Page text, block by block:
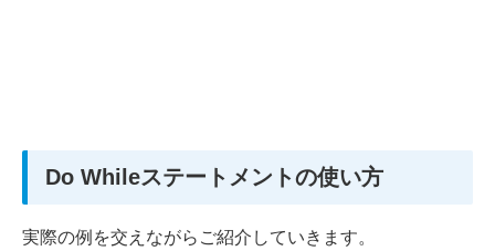
Do Whileステートメントの使い方
実際の例を交えながらご紹介していきます。